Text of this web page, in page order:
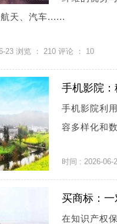
天、汽车......
23 浏览 ： 210 评论 ： 10
手机影院
手机影院利
容多样化和
时间 : 2026-06-
买商标：
在知识产权